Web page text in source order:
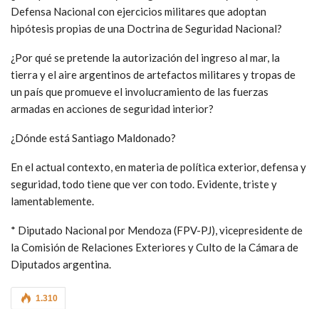
Defensa Nacional con ejercicios militares que adoptan
hipótesis propias de una Doctrina de Seguridad Nacional?
¿Por qué se pretende la autorización del ingreso al mar, la
tierra y el aire argentinos de artefactos militares y tropas de
un país que promueve el involucramiento de las fuerzas
armadas en acciones de seguridad interior?
¿Dónde está Santiago Maldonado?
En el actual contexto, en materia de política exterior, defensa y
seguridad, todo tiene que ver con todo. Evidente, triste y
lamentablemente.
* Diputado Nacional por Mendoza (FPV-PJ), vicepresidente de
la Comisión de Relaciones Exteriores y Culto de la Cámara de
Diputados argentina.
1.310